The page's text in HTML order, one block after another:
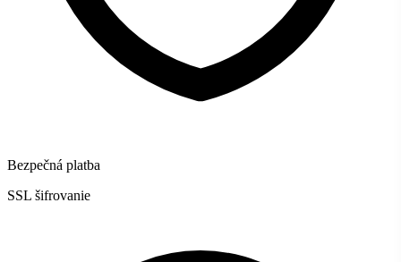
Bezpečná platba
SSL šifrovanie